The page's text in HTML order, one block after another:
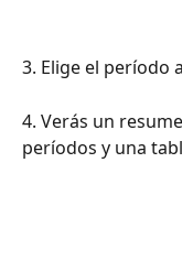
3. Elige el período
4. Verás un
períodos y una